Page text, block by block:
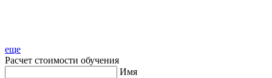
еще
Расчет стоимости обучения
Имя